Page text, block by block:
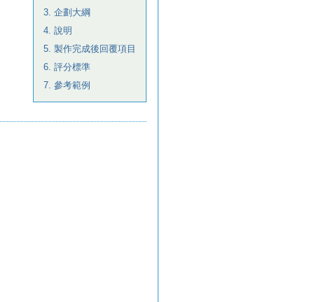
3. 企劃大綱
4. 說明
5. 製作完成後回覆項目
6. 評分標準
7. 參考範例